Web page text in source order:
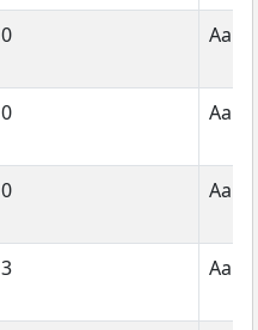
0
0
0
3